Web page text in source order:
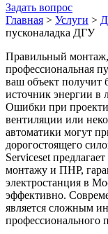
Задать вопрос
Главная > Услуги >
пусконаладка ДГУ
Правильный монтаж,
профессиональная
ваш объект получит
источник энергии в
Ошибки при
вентиляции или
автоматики могут
дорогостоящего
Serviceset
монтажу и ПНР,
электростанция в
эффективно.
является сложным
профессионального